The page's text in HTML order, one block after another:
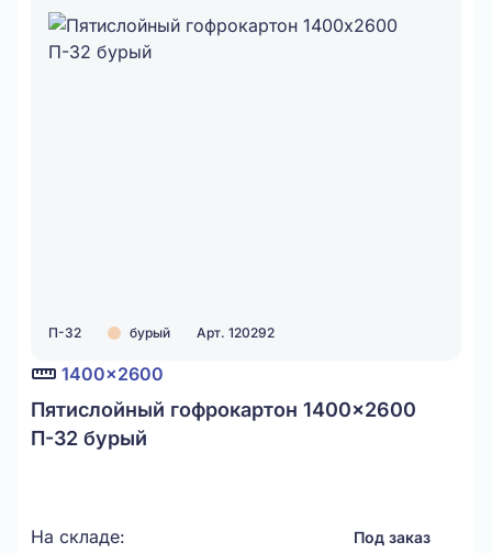
П-32 бурый Арт. 120292
1400x2600
Пятислойный гофрокартон 1400x2600
П-32 бурый
На складе: Под заказ